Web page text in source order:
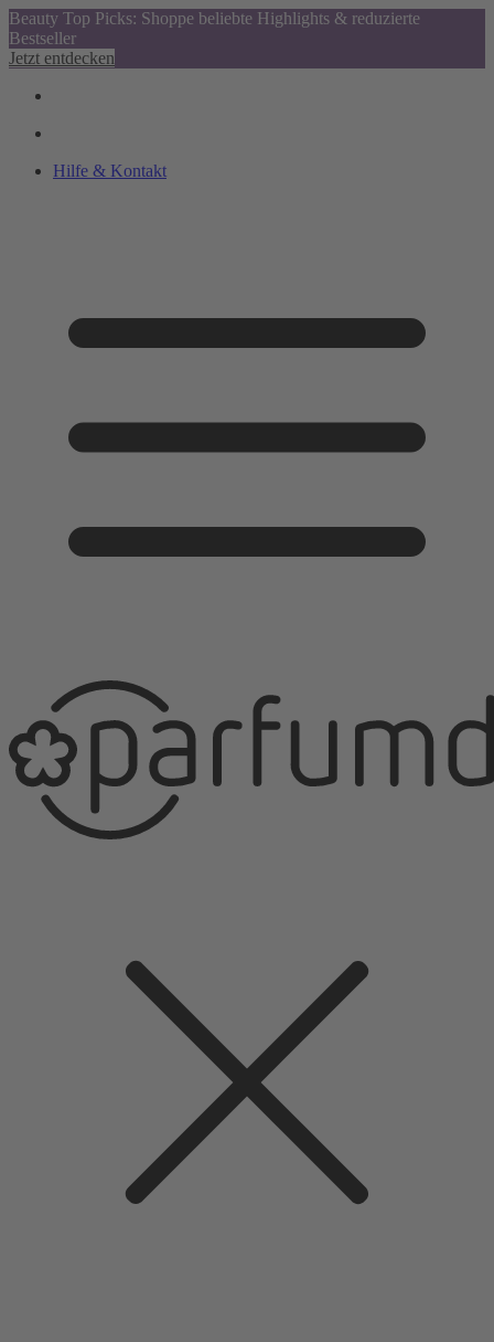
Beauty Top Picks: Shoppe beliebte Highlights & reduzierte
Bestseller
Jetzt entdecken
Hilfe & Kontakt